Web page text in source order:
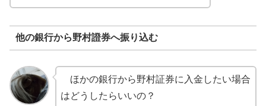
他の銀行から野村證券へ振り込む
ほかの銀行から野村証券に入金したい場合
はどうしたらいいの？